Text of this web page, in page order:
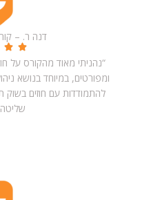
דנה ר. –
“נהניתי מאוד מהקורס על
ומפורטים, במיוחד בנושא
להתמודדות עם חוזים בשוק